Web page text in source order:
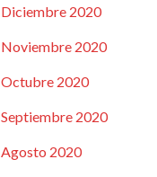
Diciembre 2020
Noviembre 2020
Octubre 2020
Septiembre 2020
Agosto 2020